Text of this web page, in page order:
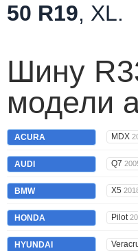
50 R19, XL.
Шину
модели
ACURA MDX
AUDI Q7
BMW X5
HONDA Pilot
HYUNDAI